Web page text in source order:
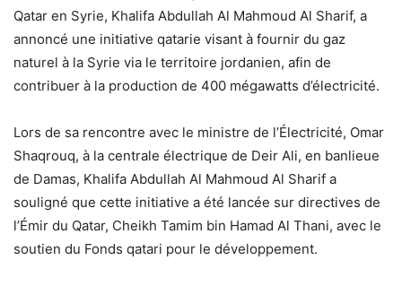
Qatar en Syrie, Khalifa Abdullah Al Mahmoud Al Sharif, a
annoncé une initiative qatarie visant à fournir du gaz
naturel à la Syrie via le territoire jordanien, afin de
contribuer à la production de 400 mégawatts d’électricité.
Lors de sa rencontre avec le ministre de l’Électricité, Omar
Shaqrouq, à la centrale électrique de Deir Ali, en banlieue
de Damas, Khalifa Abdullah Al Mahmoud Al Sharif a
souligné que cette initiative a été lancée sur directives de
l’Émir du Qatar, Cheikh Tamim bin Hamad Al Thani, avec le
soutien du Fonds qatari pour le développement.